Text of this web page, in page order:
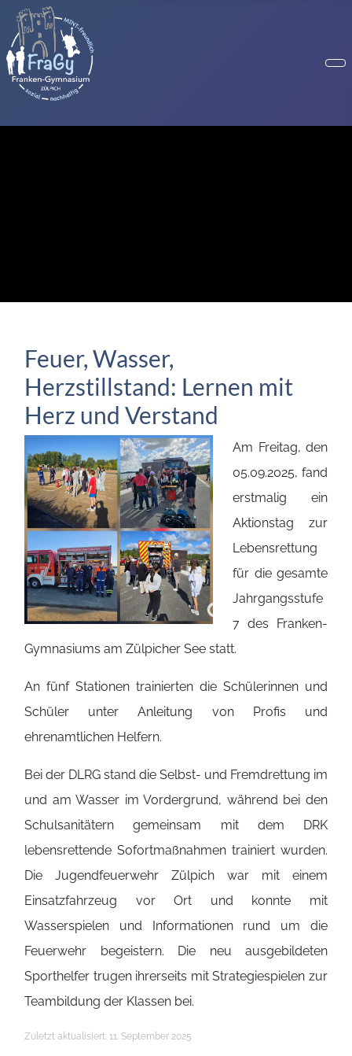
Feuer, Wasser,
Herzstillstand: Lernen mit
Herz und Verstand
Am Freitag, den
05.09.2025, fand
erstmalig ein
Aktionstag zur
Lebensrettung
für die gesamte
Jahrgangsstufe
7 des Franken-
Gymnasiums am Zülpicher See statt.
An fünf Stationen trainierten die Schülerinnen und
Schüler unter Anleitung von Profis und
ehrenamtlichen Helfern.
Bei der DLRG stand die Selbst- und Fremdrettung im
und am Wasser im Vordergrund, während bei den
Schulsanitätern gemeinsam mit dem DRK
lebensrettende Sofortmaßnahmen trainiert wurden.
Die Jugendfeuerwehr Zülpich war mit einem
Einsatzfahrzeug vor Ort und konnte mit
Wasserspielen und Informationen rund um die
Feuerwehr begeistern. Die neu ausgebildeten
Sporthelfer trugen ihrerseits mit Strategiespielen zur
Teambildung der Klassen bei.
Details
Zuletzt aktualisiert: 11. September 2025